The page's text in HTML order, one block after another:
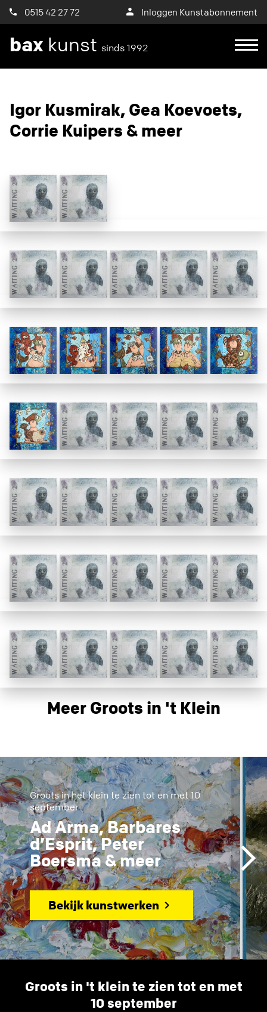
0515 42 27 72 Inloggen Kunstabonnement
bax kunst sinds 1992
Igor Kusmirak, Gea Koevoets,
Corrie Kuipers & meer
Meer Groots in 't Klein
Groots in het klein te zien tot en met 10
september
Ad Arma, Barbares
d’Esprit, Peter
Boersma & meer
Bekijk kunstwerken
Groots in 't klein te zien tot en met
10 september